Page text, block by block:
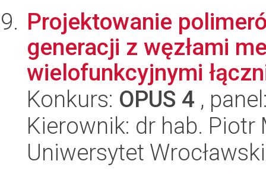
Projektowanie
generacji z węzłami
wielofunkcyjnymi
Konkurs: OPUS 4 ,
Kierownik: dr hab. Piotr
Uniwersytet